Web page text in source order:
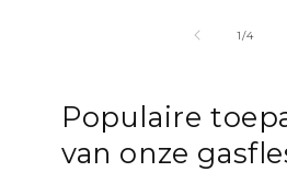
1/van
4
Populaire
van onze